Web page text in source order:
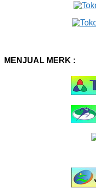
MENJUAL MERK :